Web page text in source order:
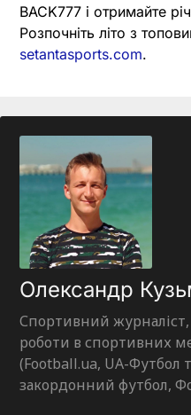
BACK777 і отримайте
Розпочніть літо з
setantasports.com.
Олександр
Спортивний журналіст,
роботи в спортивних
(Football.ua, UA-Футбол
закордонний футбол,